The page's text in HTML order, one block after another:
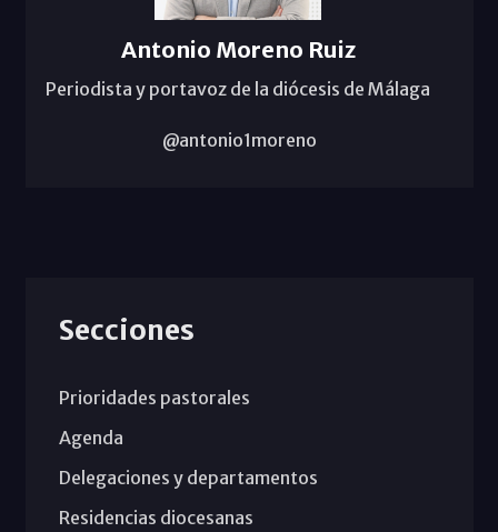
Antonio Moreno Ruiz
Periodista y portavoz de la diócesis de Málaga
@antonio1moreno
Secciones
Prioridades pastorales
Agenda
Delegaciones y departamentos
Residencias diocesanas